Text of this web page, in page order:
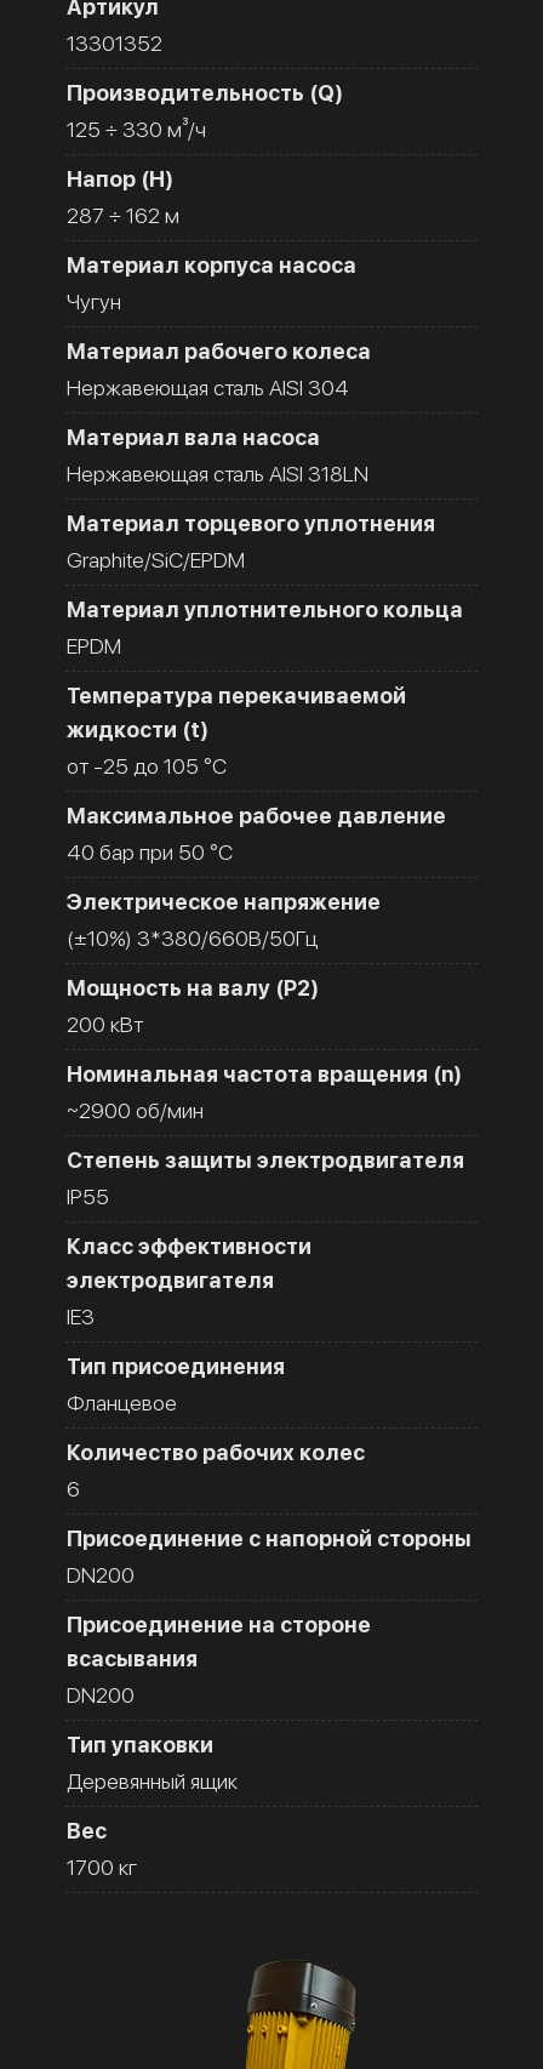
Артикул
13301352
Производительность (Q)
125 ÷ 330 м³/ч
Напор (H)
287 ÷ 162 м
Материал корпуса насоса
Чугун
Материал рабочего колеса
Нержавеющая сталь AISI 304
Материал вала насоса
Нержавеющая сталь AISI 318LN
Материал торцевого уплотнения
Graphite/SiC/EPDM
Материал уплотнительного кольца
EPDM
Температура перекачиваемой
жидкости (t)
от -25 до 105 °C
Максимальное рабочее давление
40 бар при 50 °C
Электрическое напряжение
(±10%) 3*380/660В/50Гц
Мощность на валу (Р2)
200 кВт
Номинальная частота вращения (n)
~2900 об/мин
Степень защиты электродвигателя
IP55
Класс эффективности
электродвигателя
IE3
Тип присоединения
Фланцевое
Количество рабочих колес
6
Присоединение с напорной стороны
DN200
Присоединение на стороне
всасывания
DN200
Тип упаковки
Деревянный ящик
Вес
1700 кг